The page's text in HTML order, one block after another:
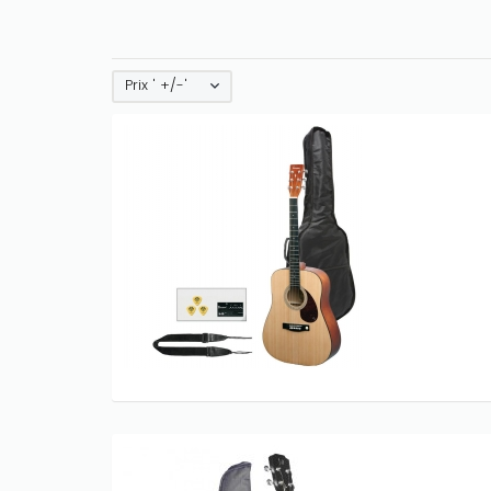
Prix ' +/-'